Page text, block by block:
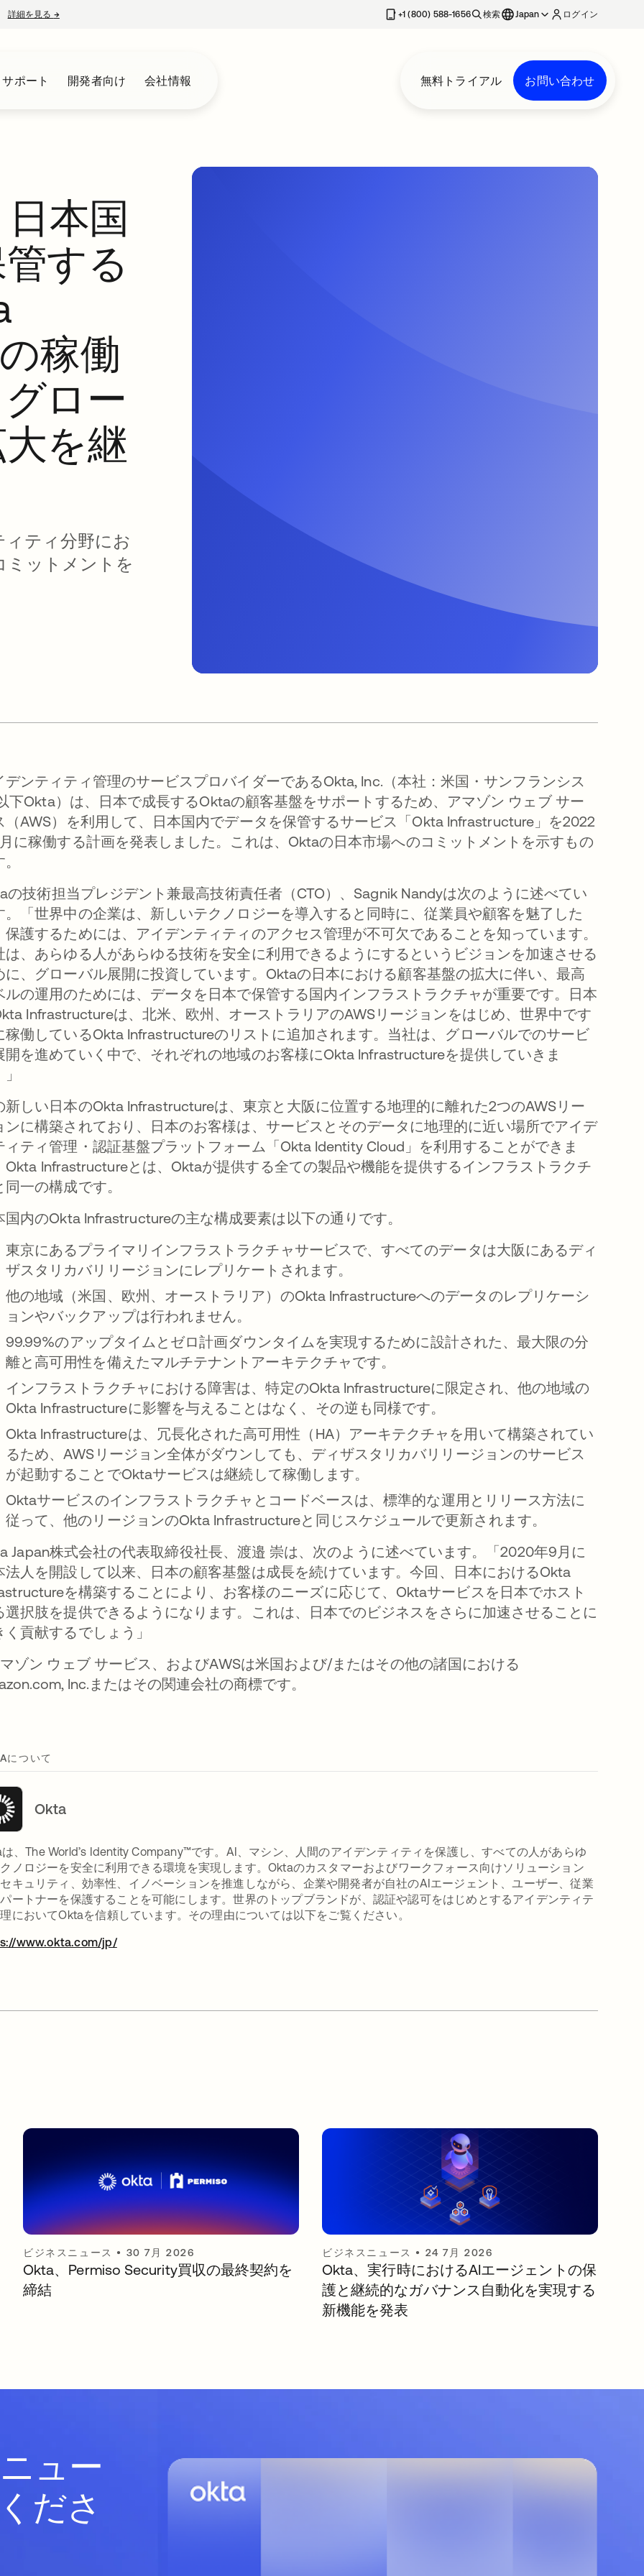
詳細を見る →新しいタブで開く +1 (800) 588-1656 検索 Japan ログイン
ポート 開発者向け 会社情報 無料トライアル お問い合わせ
日本国
する
稼働
ロー
を継
ィティ分野にお
ミットメントを
デンティティ管理のサービスプロバイダーであるOkta, Inc.（本社：米国・サンフランシス
下Okta）は、日本で成長するOktaの顧客基盤をサポートするため、アマゾン ウェブ サー
（AWS）を利用して、日本国内でデータを保管するサービス「Okta Infrastructure」を2022
に稼働する計画を発表しました。これは、Oktaの日本市場へのコミットメントを示すもの
の技術担当プレジデント兼最高技術責任者（CTO）、Sagnik Nandyは次のように述べてい
。「世界中の企業は、新しいテクノロジーを導入すると同時に、従業員や顧客を魅了した
保護するためには、アイデンティティのアクセス管理が不可欠であることを知っています。
は、あらゆる人があらゆる技術を安全に利用できるようにするというビジョンを加速させる
に、グローバル展開に投資しています。Oktaの日本における顧客基盤の拡大に伴い、最高
ルの運用のためには、データを日本で保管する国内インフラストラクチャが重要です。日本
Infrastructureは、北米、欧州、オーストラリアのAWSリージョンをはじめ、世界中です
稼働しているOkta Infrastructureのリストに追加されます。当社は、グローバルでのサービ
開を進めていく中で、それぞれの地域のお客様にOkta Infrastructureを提供していきま
新しい日本のOkta Infrastructureは、東京と大阪に位置する地理的に離れた2つのAWSリー
ンに構築されており、日本のお客様は、サービスとそのデータに地理的に近い場所でアイデ
ィティ管理・認証基盤プラットフォーム「Okta Identity Cloud」を利用することができま
Okta Infrastructureとは、Oktaが提供する全ての製品や機能を提供するインフラストラクチ
同一の構成です。
国内のOkta Infrastructureの主な構成要素は以下の通りです。
東京にあるプライマリインフラストラクチャサービスで、すべてのデータは大阪にあるディ
ザスタリカバリリージョンにレプリケートされます。
他の地域（米国、欧州、オーストラリア）のOkta Infrastructureへのデータのレプリケーシ
ョンやバックアップは行われません。
99.99%のアップタイムとゼロ計画ダウンタイムを実現するために設計された、最大限の分
離と高可用性を備えたマルチテナントアーキテクチャです。
インフラストラクチャにおける障害は、特定のOkta Infrastructureに限定され、他の地域の
Okta Infrastructureに影響を与えることはなく、その逆も同様です。
Okta Infrastructureは、冗長化された高可用性（HA）アーキテクチャを用いて構築されてい
るため、AWSリージョン全体がダウンしても、ディザスタリカバリリージョンのサービス
が起動することでOktaサービスは継続して稼働します。
Oktaサービスのインフラストラクチャとコードベースは、標準的な運用とリリース方法に
従って、他のリージョンのOkta Infrastructureと同じスケジュールで更新されます。
Japan株式会社の代表取締役社長、渡邉 崇は、次のように述べています。「2020年9月に
法人を開設して以来、日本の顧客基盤は成長を続けています。今回、日本におけるOkta
を構築することにより、お客様のニーズに応じて、Oktaサービスを日本でホスト
選択肢を提供できるようになります。これは、日本でのビジネスをさらに加速させることに
く貢献するでしょう」
ゾン ウェブ サービス、およびAWSは米国および/またはその他の諸国における
Inc.またはその関連会社の商標です。
について
Okta
、The World’s Identity Company™です。AI、マシン、人間のアイデンティティを保護し、すべての人があらゆ
ノロジーを安全に利用できる環境を実現します。Oktaのカスタマーおよびワークフォース向けソリューション
キュリティ、効率性、イノベーションを推進しながら、企業や開発者が自社のAIエージェント、ユーザー、従業
ートナーを保護することを可能にします。世界のトップブランドが、認証や認可をはじめとするアイデンティテ
においてOktaを信頼しています。その理由については以下をご覧ください。
www.okta.com/jp/新しいタブで開く
ビジネスニュース • 30 7月 2026
Okta、Permiso Security買収の最終契約を
締結
ビジネスニュース • 24 7月 2026
Okta、実行時におけるAIエージェントの保
護と継続的なガバナンス自動化を実現する
新機能を発表
ュー
ださ